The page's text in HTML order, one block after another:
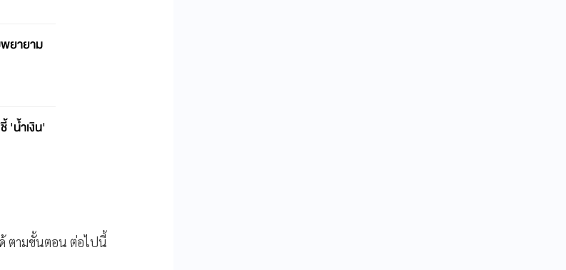
ยายาม
'น้ำเงิน'
ตามขั้นตอน ต่อไปนี้